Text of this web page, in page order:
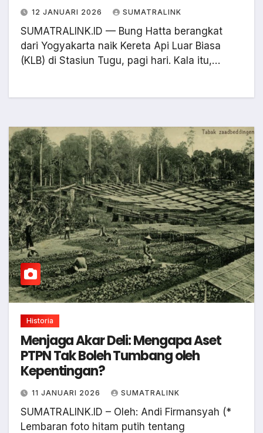
12 JANUARI 2026 SUMATRALINK
SUMATRALINK.ID — Bung Hatta berangkat
dari Yogyakarta naik Kereta Api Luar Biasa
(KLB) di Stasiun Tugu, pagi hari. Kala itu,…
Historia
Menjaga Akar Deli: Mengapa Aset
PTPN Tak Boleh Tumbang oleh
Kepentingan?
11 JANUARI 2026 SUMATRALINK
SUMATRALINK.ID – Oleh: Andi Firmansyah (*
Lembaran foto hitam putih tentang